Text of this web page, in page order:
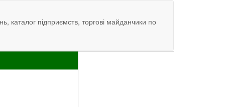
каталог підприємств, торгові майданчики по